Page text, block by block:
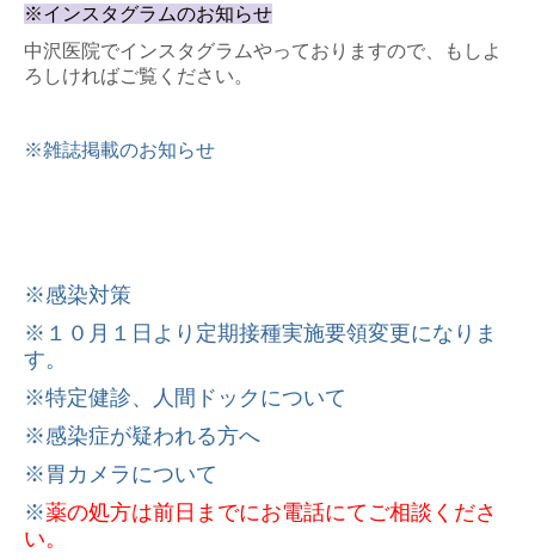
※インスタグラムのお知らせ
中沢医院でインスタグラムやっておりますので、もしよ
ろしければご覧ください。
※雑誌掲載のお知らせ
※感染対策
※１０月１日より定期接種実施要領変更になりま
す。
※特定健診、人間ドックについて
※感染症が疑われる方へ
※胃カメラについて
※薬の処方は前日までにお電話にてご相談くださ
い。